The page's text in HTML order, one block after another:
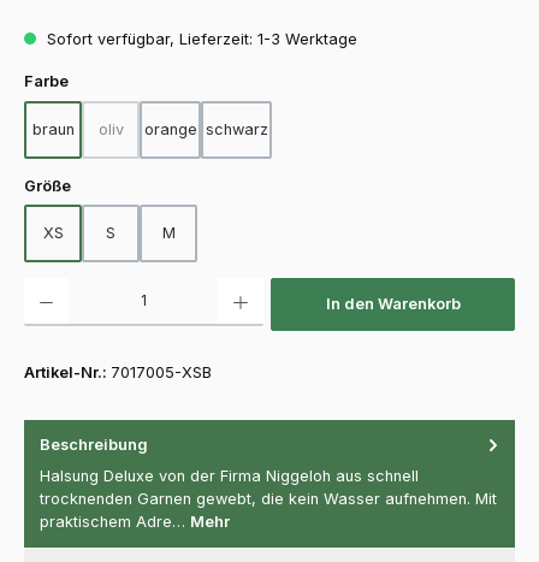
Sofort verfügbar, Lieferzeit: 1-3 Werktage
Farbeauswählen
braun oliv
(Diese Option ist zurzeit nicht verfügbar.)
orange schwarz
Größeauswählen
XS S M
In den Warenkorb
Artikel-Nr.: 7017005-XSB
Beschreibung
Halsung Deluxe von der Firma Niggeloh aus schnell
trocknenden Garnen gewebt, die kein Wasser aufnehmen. Mit
praktischem Adre… Mehr